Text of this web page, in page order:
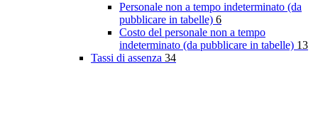
Personale non a tempo indeterminato (da
pubblicare in tabelle) 6
Costo del personale non a tempo
indeterminato (da pubblicare in tabelle) 13
Tassi di assenza 34